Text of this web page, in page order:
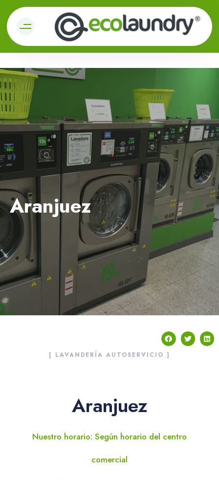
Aranjuez
[ LAVANDERÍA AUTOSERVICIO ]
Aranjuez
Nuestro horario: Según horario del centro
comercial